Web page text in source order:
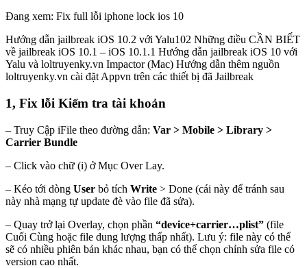
Đang xem: Fix full lỗi iphone lock ios 10
Hướng dẫn jailbreak iOS 10.2 với Yalu102 Những điều CẦN BIẾT
về jailbreak iOS 10.1 – iOS 10.1.1 Hướng dẫn jailbreak iOS 10 với
Yalu và loltruyenky.vn Impactor (Mac) Hướng dẫn thêm nguồn
loltruyenky.vn cài đặt Appvn trên các thiết bị đã Jailbreak
1, Fix lỗi Kiểm tra tài khoản
– Truy Cập iFile theo đường dẫn: Var > Mobile > Library >
Carrier Bundle
– Click vào chữ (i) ở Mục Over Lay.
– Kéo tới dòng User bỏ tích Write > Done (cái này để tránh sau
này nhà mạng tự update đè vào file đã sửa).
– Quay trở lại Overlay, chọn phần “device+carrier…plist” (file
Cuối Cùng hoặc file dung lượng thấp nhất). Lưu ý: file này có thể
sẽ có nhiều phiên bản khác nhau, bạn có thể chọn chỉnh sửa file có
version cao nhất.